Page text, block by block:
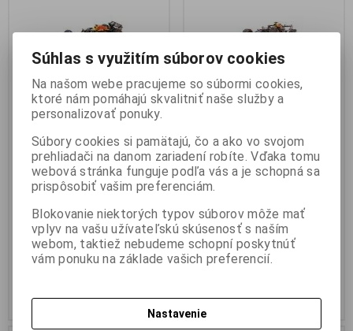
RACING RB18 - MAX
VERSTAPPEN - WINNER
DUTCH GP 2022 -
MINICHAMPS - 110221501
Výrobca:MINICHAMPS
Katalógové číslo:MC-
110221501
Skladom:1 ks
Pridať do košíka
RB16B - MAX VERSTAPPEN -
WINNER DUTCH GP 2021 -
MINICHAMPS - 110211433
Výrobca:
Katalógové číslo:MC-
110211433
Skladom: 1 ks
Pridať do košíka
Súhlas s využitím súborov cookies
Na našom webe pracujeme so súbormi cookies,
ktoré nám pomáhajú skvalitniť naše služby a
personalizovať ponuky.
Súbory cookies si pamätajú, čo a ako vo svojom
prehliadači na danom zariadení robíte. Vďaka tomu
webová stránka funguje podľa vás a je schopná sa
prispôsobiť vašim preferenciám.
Blokovanie niektorých typov súborov môže mať
vplyv na vašu užívateľskú skúsenosť s naším
webom, taktiež nebudeme schopní poskytnúť
vám ponuku na základe vašich preferencií.
Nastavenie